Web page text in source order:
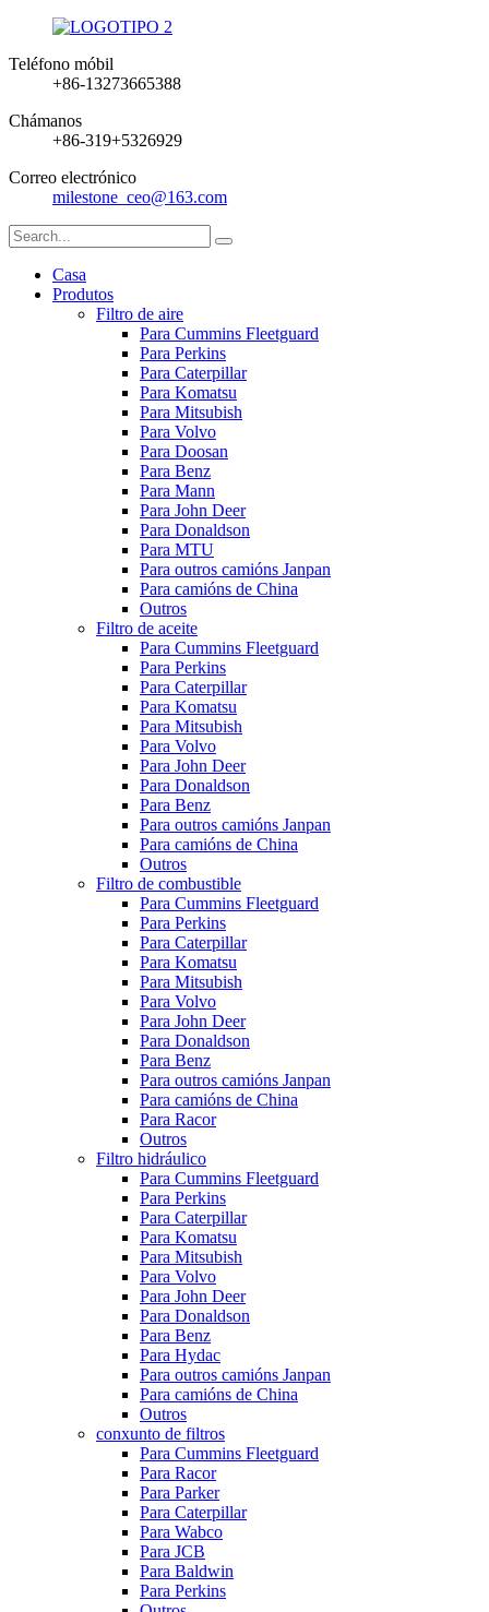
Teléfono móbil
+86-13273665388
Chámanos
+86-319+5326929
Correo electrónico
milestone_ceo@163.com
Casa
Produtos
Filtro de aire
Para Cummins Fleetguard
Para Perkins
Para Caterpillar
Para Komatsu
Para Mitsubish
Para Volvo
Para Doosan
Para Benz
Para Mann
Para John Deer
Para Donaldson
Para MTU
Para outros camións Janpan
Para camións de China
Outros
Filtro de aceite
Para Cummins Fleetguard
Para Perkins
Para Caterpillar
Para Komatsu
Para Mitsubish
Para Volvo
Para John Deer
Para Donaldson
Para Benz
Para outros camións Janpan
Para camións de China
Outros
Filtro de combustible
Para Cummins Fleetguard
Para Perkins
Para Caterpillar
Para Komatsu
Para Mitsubish
Para Volvo
Para John Deer
Para Donaldson
Para Benz
Para outros camións Janpan
Para camións de China
Para Racor
Outros
Filtro hidráulico
Para Cummins Fleetguard
Para Perkins
Para Caterpillar
Para Komatsu
Para Mitsubish
Para Volvo
Para John Deer
Para Donaldson
Para Benz
Para Hydac
Para outros camións Janpan
Para camións de China
Outros
conxunto de filtros
Para Cummins Fleetguard
Para Racor
Para Parker
Para Caterpillar
Para Wabco
Para JCB
Para Baldwin
Para Perkins